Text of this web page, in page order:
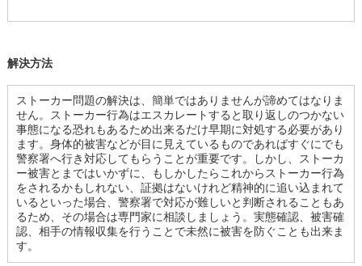
解決方法
ストーカー問題の解決は、簡単ではありませんが諦めてはなりま
せん。ストーカー行為はエスカレートすると取り返しのつかない
事態になる恐れもあるため出来るだけ早期に対処する必要があり
ます。身体的被害などが目に見えているものであればすぐにでも
警察署へ行き対応してもらうことが重要です。しかし、ストーカ
ー被害とまではいかずに、もしかしたらこれからストーカー行為
をされるかもしれない、証拠はないけれど精神的に追い込まれて
いるといった場合、警察署で対応が難しいと判断されることもあ
るため、その場合は専門家に相談しましょう。実態確認、被害確
認、相手の情報収集を行うことで未然に被害を防ぐことも出来ま
す。